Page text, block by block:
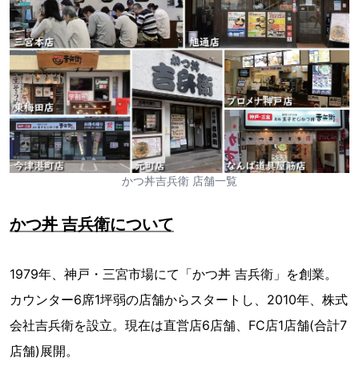
かつ丼吉兵衛 店舗一覧
かつ丼 吉兵衛について
1979年、神戸・三宮市場にて「かつ丼 吉兵衛」を創業。
カウンター6席1坪弱の店舗からスタートし、2010年、株式
会社吉兵衛を設立。現在は直営店6店舗、FC店1店舗(合計7
店舗)展開。